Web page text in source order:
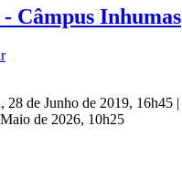
Câmpus Inhumas
28 de Junho de 2019, 16h45 |
de 2026, 10h25